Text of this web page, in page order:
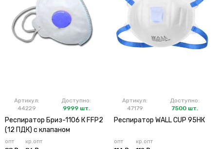
Артикул:
44229
Доступно:
9999 шт.
Респиратор Бриз-1106 К FFP2
(12 ПДК) с клапаном
опт кр.опт
Артикул:
47179
Доступно:
7500 шт.
Респиратор WALL CUP 95HК
опт кр.опт